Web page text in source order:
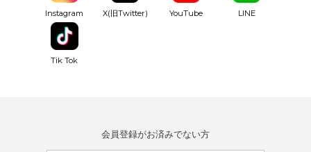
Instagram X(旧Twitter) YouTube LINE
Tik Tok
会員登録がお済みでない方